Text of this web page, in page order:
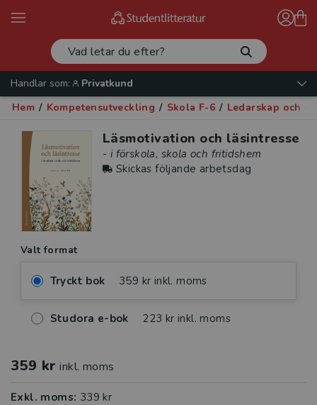
Handlar som:
Privatkund
Hem / Kompetensutveckling / Skola F-6 / Ledarskap och
Läsmotivation och läsintresse
- i förskola, skola och fritidshem
Skickas följande arbetsdag
Valt format
Tryckt bok 359 kr inkl. moms
Studora e-bok 223 kr inkl. moms
359 kr inkl. moms
Exkl. moms: 339 kr